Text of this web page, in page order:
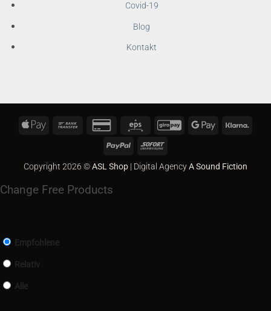
Covid-19
Blog
Kontakt
Apple
Bank
Credit
2
Eps GiroPay Google
PayPal
Sofort
Copyright 2026 ©ASL Shop | Digital AgencyA Sound Fiction
Change Free Products
Empfohlene
Relativ
Alle